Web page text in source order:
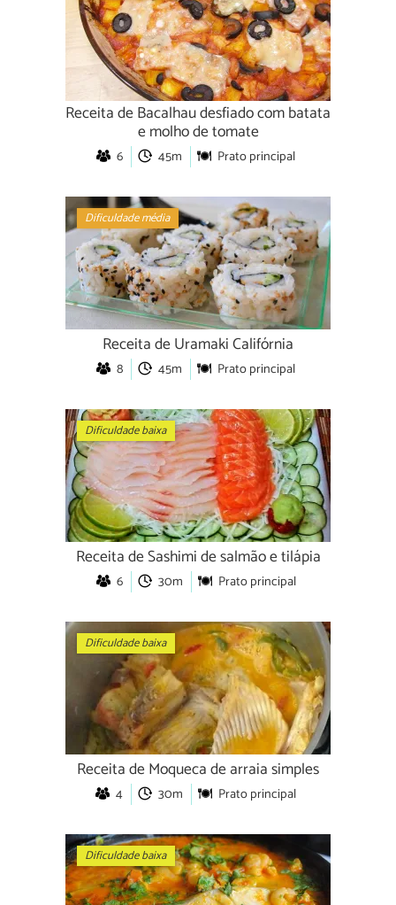
Receita de Bacalhau desfiado com batata
e molho de tomate
6 45m Prato principal
Dificuldade média
Receita de Uramaki Califórnia
8 45m Prato principal
Dificuldade baixa
Receita de Sashimi de salmão e tilápia
6 30m Prato principal
Dificuldade baixa
Receita de Moqueca de arraia simples
4 30m Prato principal
Dificuldade baixa